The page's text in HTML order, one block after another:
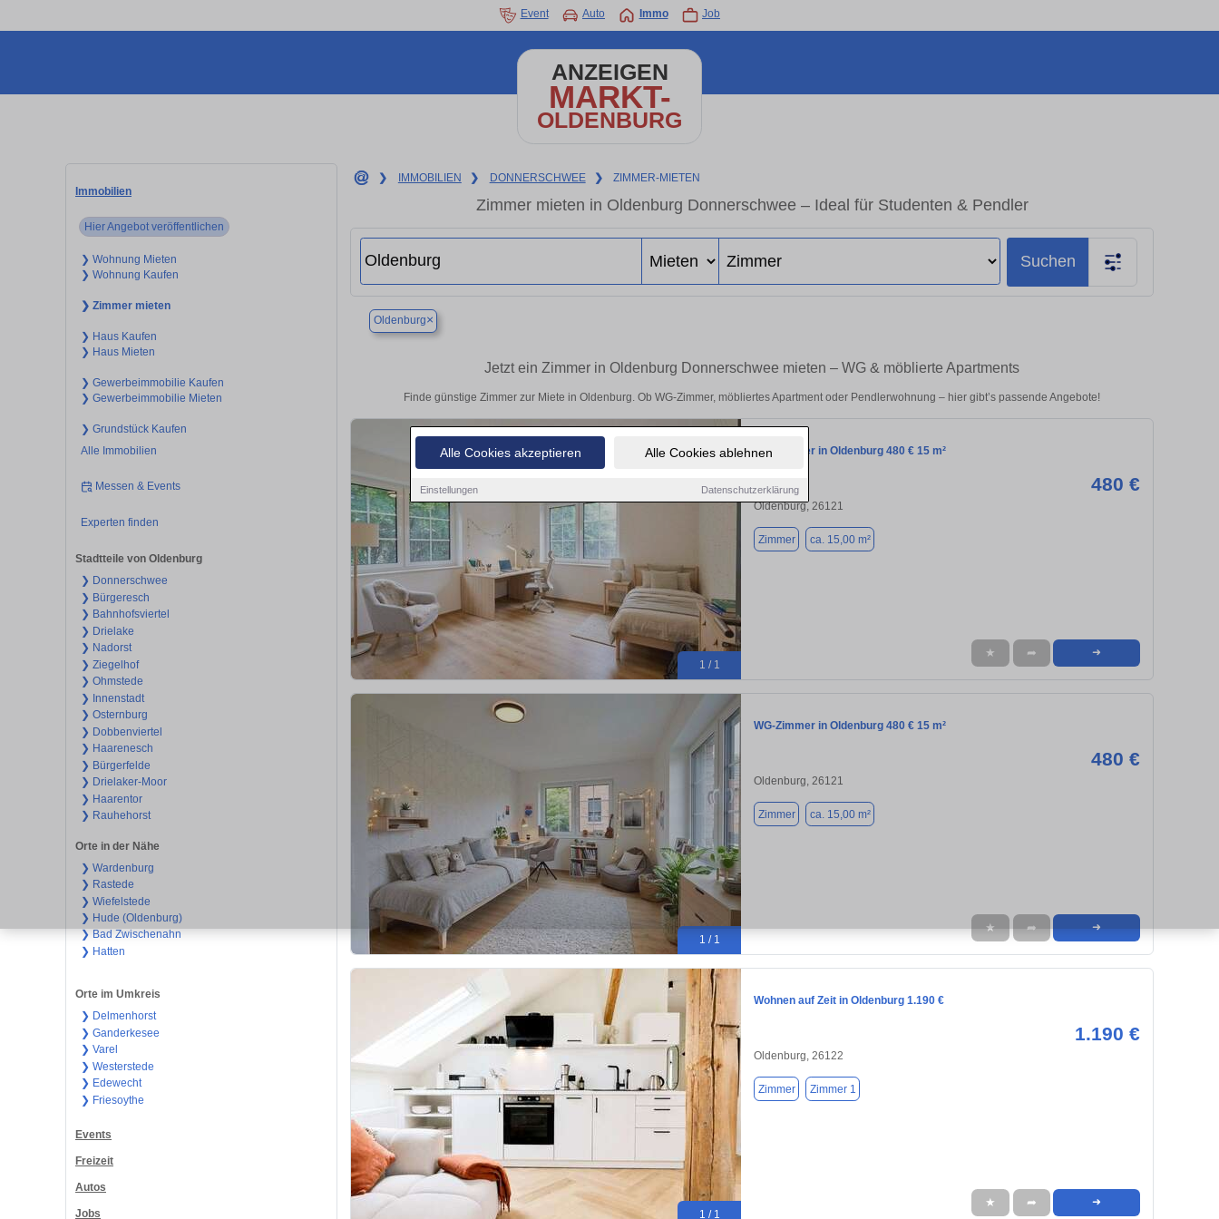
Alle Cookies akzeptieren Alle Cookies ablehnen
Einstellungen Datenschutzerklärung
Event Auto Immo Job
ANZEIGEN
MARKT-
OLDENBURG
Immobilien
Hier Angebot veröffentlichen
❯ Wohnung Mieten
❯ Wohnung Kaufen
❯ Zimmer mieten
❯ Haus Kaufen
❯ Haus Mieten
❯ Gewerbeimmobilie Kaufen
❯ Gewerbeimmobilie Mieten
❯ Grundstück Kaufen
Alle Immobilien
Messen & Events
Experten finden
Stadtteile von Oldenburg
❯ Donnerschwee
❯ Bürgeresch
❯ Bahnhofsviertel
❯ Drielake
❯ Nadorst
❯ Ziegelhof
❯ Ohmstede
❯ Innenstadt
❯ Osternburg
❯ Dobbenviertel
❯ Haarenesch
❯ Bürgerfelde
❯ Drielaker-Moor
❯ Haarentor
❯ Rauhehorst
Orte in der Nähe
❯ Wardenburg
❯ Rastede
❯ Wiefelstede
❯ Hude (Oldenburg)
❯ Bad Zwischenahn
❯ Hatten
Orte im Umkreis
❯ Delmenhorst
❯ Ganderkesee
❯ Varel
❯ Westerstede
❯ Edewecht
❯ Friesoythe
Events
Freizeit
Autos
Jobs
❯ IMMOBILIEN ❯ DONNERSCHWEE ❯ ZIMMER-MIETEN
Zimmer mieten in Oldenburg Donnerschwee – Ideal für Studenten & Pendler
Suchen
Oldenburg×
Jetzt ein Zimmer in Oldenburg Donnerschwee mieten – WG & möblierte Apartments
Finde günstige Zimmer zur Miete in Oldenburg. Ob WG-Zimmer, möbliertes Apartment oder Pendlerwohnung – hier gibt’s passende Angebote!
1 / 1
WG-Zimmer in Oldenburg 480 € 15 m²
480 €
Oldenburg, 26121
Zimmer ca. 15,00 m²
★ ➦ ➜
1 / 1
WG-Zimmer in Oldenburg 480 € 15 m²
480 €
Oldenburg, 26121
Zimmer ca. 15,00 m²
★ ➦ ➜
1 / 1
Wohnen auf Zeit in Oldenburg 1.190 €
1.190 €
Oldenburg, 26122
Zimmer Zimmer 1
★ ➦ ➜